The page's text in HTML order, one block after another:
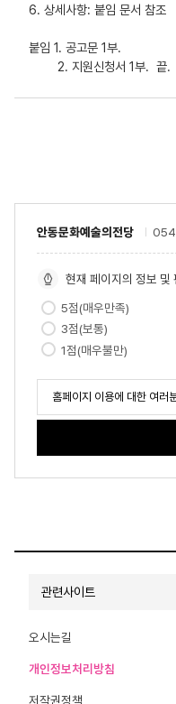
6. 상세사항: 붙임 문서 참조
붙임 1. 공고문 1부.
2. 지원신청서 1부. 끝.
안동문화예술의전당
현재 페이지의 정보 및
5점(매우만족)
3점(보통)
1점(매우불만)
관련사이트
오시는길
개인정보처리방침
저작권정책